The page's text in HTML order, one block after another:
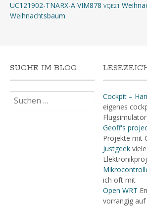
UC121902-TNARX-A VIM878 VQE21
Weihnachtsbaum
SUCHE IM BLOG
nach:
Cockpit –
eigenes
Geoff's
Projekte mit
Justgeekviele
ich oft mit
Open WRT
vorrangig